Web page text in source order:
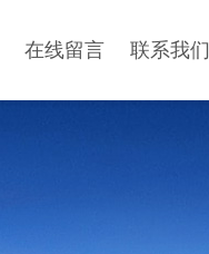
在线留言 联系我们